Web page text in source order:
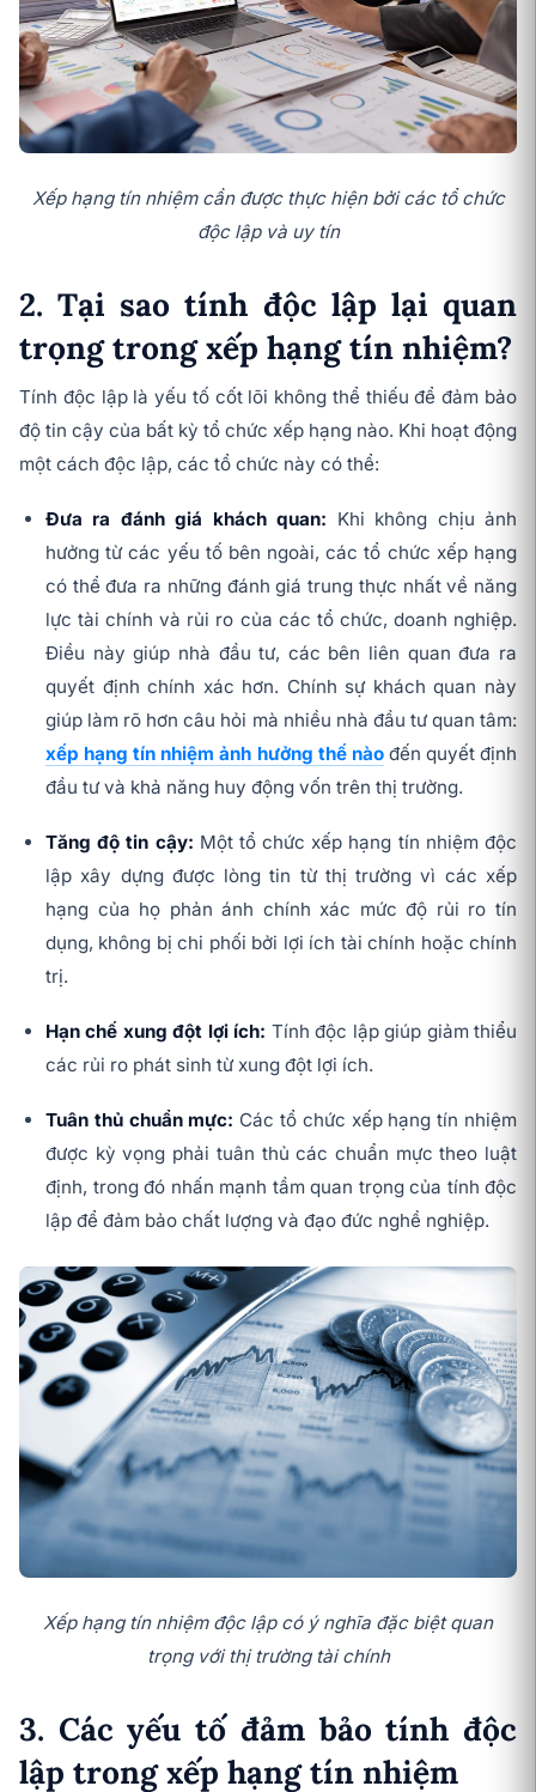
Xếp hạng tín nhiệm cần được thực hiện bởi các tổ chức
độc lập và uy tín
2. Tại sao tính độc lập lại quan
trọng trong xếp hạng tín nhiệm?
Tính độc lập là yếu tố cốt lõi không thể thiếu để đảm bảo
độ tin cậy của bất kỳ tổ chức xếp hạng nào. Khi hoạt động
một cách độc lập, các tổ chức này có thể:
Đưa ra đánh giá khách quan: Khi không chịu ảnh
hưởng từ các yếu tố bên ngoài, các tổ chức xếp hạng
có thể đưa ra những đánh giá trung thực nhất về năng
lực tài chính và rủi ro của các tổ chức, doanh nghiệp.
Điều này giúp nhà đầu tư, các bên liên quan đưa ra
quyết định chính xác hơn. Chính sự khách quan này
giúp làm rõ hơn câu hỏi mà nhiều nhà đầu tư quan tâm:
xếp hạng tín nhiệm ảnh hưởng thế nàođến quyết định
đầu tư và khả năng huy động vốn trên thị trường.
Tăng độ tin cậy: Một tổ chức xếp hạng tín nhiệm độc
lập xây dựng được lòng tin từ thị trường vì các xếp
hạng của họ phản ánh chính xác mức độ rủi ro tín
dụng, không bị chi phối bởi lợi ích tài chính hoặc chính
trị.
Hạn chế xung đột lợi ích: Tính độc lập giúp giảm thiểu
các rủi ro phát sinh từ xung đột lợi ích.
Tuân thủ chuẩn mực: Các tổ chức xếp hạng tín nhiệm
được kỳ vọng phải tuân thủ các chuẩn mực theo luật
định, trong đó nhấn mạnh tầm quan trọng của tính độc
lập để đảm bảo chất lượng và đạo đức nghề nghiệp.
Xếp hạng tín nhiệm độc lập có ý nghĩa đặc biệt quan
trọng với thị trường tài chính
3. Các yếu tố đảm bảo tính độc
lập trong xếp hạng tín nhiệm